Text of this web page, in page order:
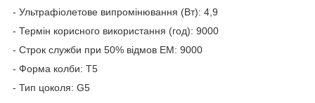
- Ультрафіолетове випромінювання (Вт): 4,9
- Термін корисного використання (год): 9000
- Строк служби при 50% відмов EM: 9000
- Форма колби: T5
- Тип цоколя: G5